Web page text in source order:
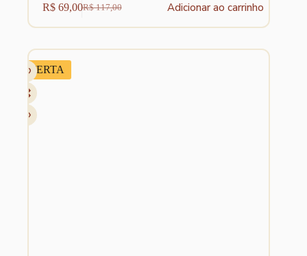
R$117,00
O
preço
era:
R$69,00O
preço
é:
Adicionar ao carrinho
OFERTA